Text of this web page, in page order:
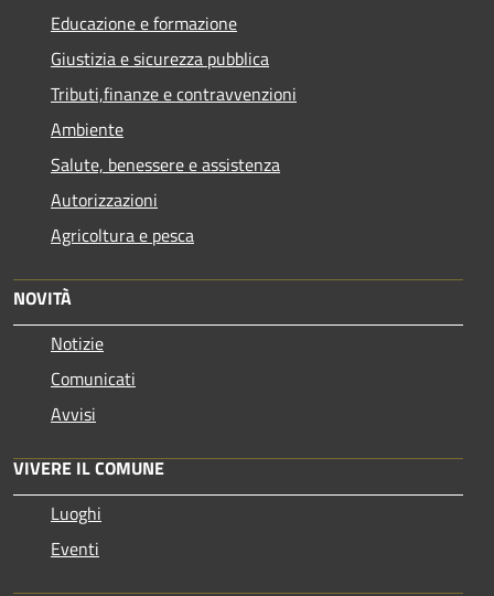
Educazione e formazione
Giustizia e sicurezza pubblica
Tributi,finanze e contravvenzioni
Ambiente
Salute, benessere e assistenza
Autorizzazioni
Agricoltura e pesca
NOVITÀ
Notizie
Comunicati
Avvisi
VIVERE IL COMUNE
Luoghi
Eventi